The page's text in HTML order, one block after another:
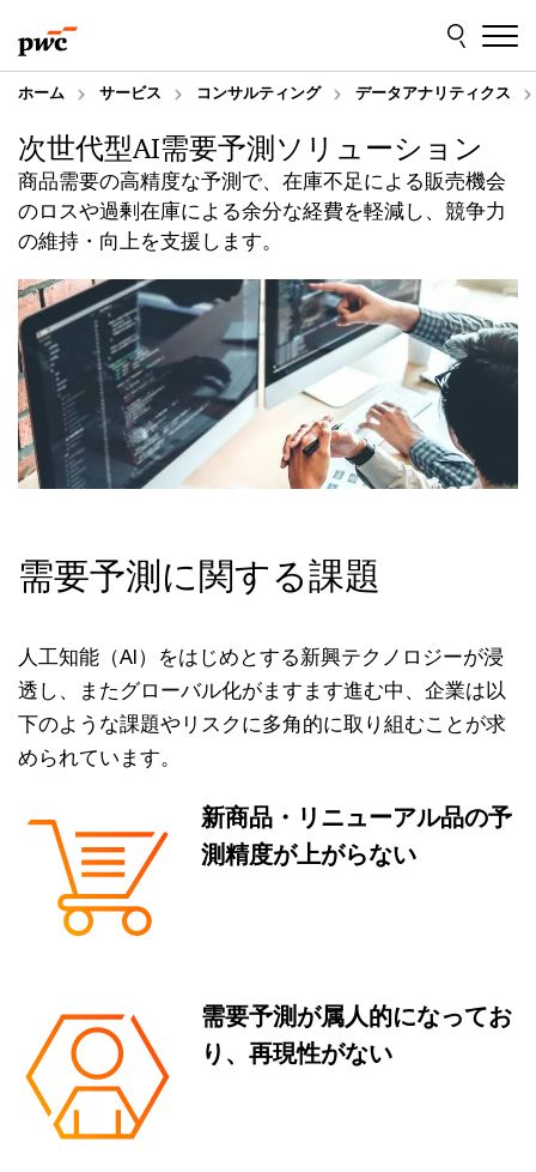
to
content
to
footer
ホーム サービス コンサルティング データアナリティクス
商品需要の高精度な予測で、在庫不足による販売機会
のロスや過剰在庫による余分な経費を軽減し、競争力
の維持・向上を支援します。
次世代型AI需要予測ソリューション
需要予測に関する課題
人工知能（AI）をはじめとする新興テクノロジーが浸
透し、またグローバル化がますます進む中、企業は以
下のような課題やリスクに多角的に取り組むことが求
められています。
新商品・リニューアル品の予
測精度が上がらない
需要予測が属人的になってお
り、再現性がない